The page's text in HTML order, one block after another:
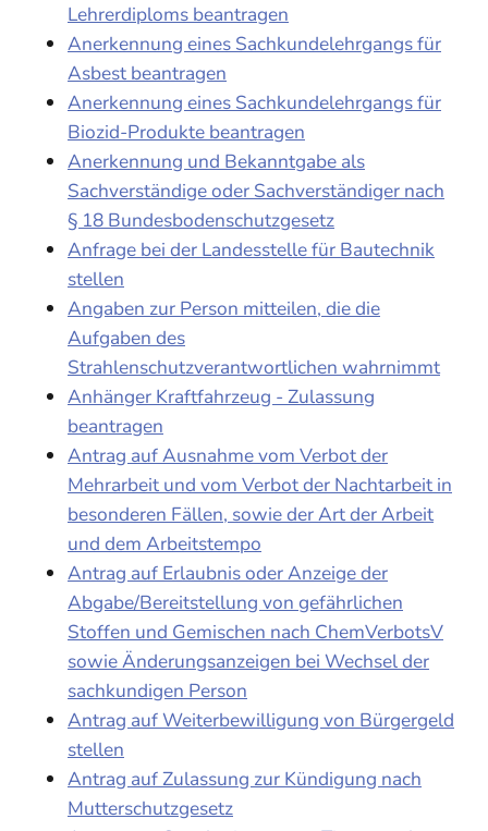
Lehrerdiploms beantragen
Anerkennung eines Sachkundelehrgangs für
Asbest beantragen
Anerkennung eines Sachkundelehrgangs für
Biozid-Produkte beantragen
Anerkennung und Bekanntgabe als
Sachverständige oder Sachverständiger nach
§ 18 Bundesbodenschutzgesetz
Anfrage bei der Landesstelle für Bautechnik
stellen
Angaben zur Person mitteilen, die die
Aufgaben des
Strahlenschutzverantwortlichen wahrnimmt
Anhänger Kraftfahrzeug - Zulassung
beantragen
Antrag auf Ausnahme vom Verbot der
Mehrarbeit und vom Verbot der Nachtarbeit in
besonderen Fällen, sowie der Art der Arbeit
und dem Arbeitstempo
Antrag auf Erlaubnis oder Anzeige der
Abgabe/Bereitstellung von gefährlichen
Stoffen und Gemischen nach ChemVerbotsV
sowie Änderungsanzeigen bei Wechsel der
sachkundigen Person
Antrag auf Weiterbewilligung von Bürgergeld
stellen
Antrag auf Zulassung zur Kündigung nach
Mutterschutzgesetz